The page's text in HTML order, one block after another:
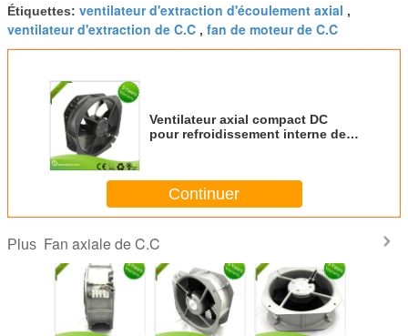
Étiquettes: ventilateur d'extraction d'écoulement axial ,
ventilateur d'extraction de C.C , fan de moteur de C.C
Ventilateur axial compact DC
pour refroidissement interne des
Continuer
Plus Fan axiale de C.C